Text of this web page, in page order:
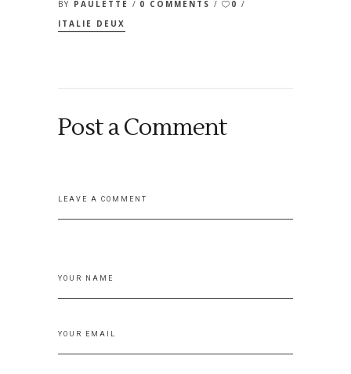
BY PAULETTE 0 COMMENTS
0
ITALIE DEUX
Post a Comment